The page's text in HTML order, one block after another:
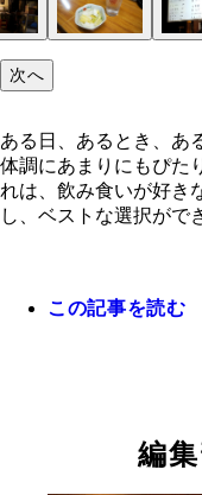
次へ
ある日、あるとき、あ
体調にあまりにもぴた
れは、飲み食いが好き
し、ベストな選択がで
この記事を読む
編